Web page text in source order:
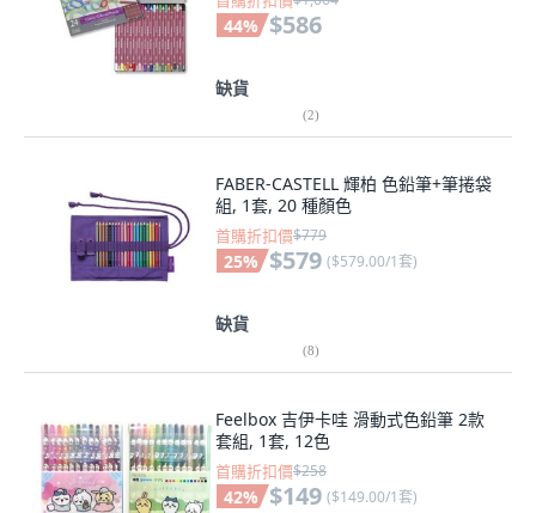
44% $586
缺貨
(2)
FABER-CASTELL 輝柏 色鉛筆+筆捲袋
組, 1套, 20 種顏色
首購折扣價$779
25% $579 ($579.00/1套)
缺貨
(8)
Feelbox 吉伊卡哇 滑動式色鉛筆 2款
套組, 1套, 12色
首購折扣價$258
42% $149 ($149.00/1套)